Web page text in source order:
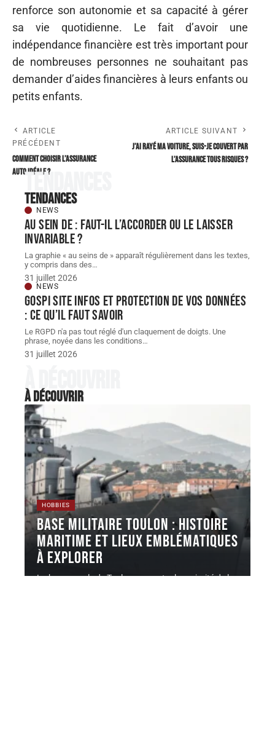
renforce son autonomie et sa capacité à gérer
sa vie quotidienne. Le fait d’avoir une
indépendance financière est très important pour
de nombreuses personnes ne souhaitant pas
demander d’aides financières à leurs enfants ou
petits enfants.
ARTICLE
PRÉCÉDENT
Comment choisir l’assurance
auto idéale ?
ARTICLE SUIVANT
J’ai rayé ma voiture, suis-je couvert par
l’assurance tous risques ?
Tendances
Tendances
NEWS
Au sein de : faut-il l’accorder ou le laisser
invariable ?
La graphie « au seins de » apparaît régulièrement dans les textes,
y compris dans des…
31 juillet 2026
NEWS
Gospi site infos et protection de vos données
: ce qu’il faut savoir
Le RGPD n'a pas tout réglé d'un claquement de doigts. Une
phrase, noyée dans les conditions…
31 juillet 2026
À découvrir
À découvrir
HOBBIES
Base militaire Toulon : histoire
maritime et lieux emblématiques
à explorer
La base navale de Toulon concentre la majorité de la